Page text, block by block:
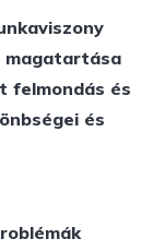
magatartása
felmondás és
és